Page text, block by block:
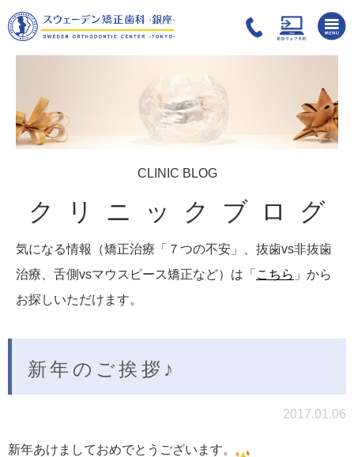
CLINIC BLOG
クリニックブログ
気になる情報（矯正治療「７つの不安」、抜歯vs非抜歯
治療、舌側vsマウスピース矯正など）は「 こちら 」から
お探しいただけます。
新年のご挨拶♪
2017.01.06
新年あけましておめでとうございます。